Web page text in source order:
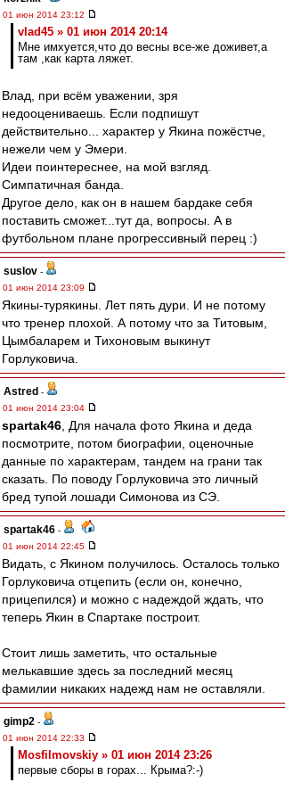
01 июн 2014 23:12
vlad45 » 01 июн 2014 20:14
Мне имхуется,что до весны все-же доживет,а
там ,как карта ляжет.
Влад, при всём уважении, зря
недооцениваешь. Если подпишут
действительно... характер у Якина пожёстче,
нежели чем у Эмери.
Идеи поинтереснее, на мой взгляд.
Симпатичная банда.
Другое дело, как он в нашем бардаке себя
поставить сможет...тут да, вопросы. А в
футбольном плане прогрессивный перец :)
suslov -
01 июн 2014 23:09
Якины-турякины. Лет пять дури. И не потому
что тренер плохой. А потому что за Титовым,
Цымбаларем и Тихоновым выкинут
Горлуковича.
Astred -
01 июн 2014 23:04
spartak46 , Для начала фото Якина и деда
посмотрите, потом биографии, оценочные
данные по характерам, тандем на грани так
сказать. По поводу Горлуковича это личный
бред тупой лошади Симонова из СЭ.
spartak46 -
01 июн 2014 22:45
Видать, с Якином получилось. Осталось только
Горлуковича отцепить (если он, конечно,
прицепился) и можно с надеждой ждать, что
теперь Якин в Спартаке построит.
Стоит лишь заметить, что остальные
мелькавшие здесь за последний месяц
фамилии никаких надежд нам не оставляли.
gimp2 -
01 июн 2014 22:33
Mosfilmovskiy » 01 июн 2014 23:26
первые сборы в горах... Крыма?:-)